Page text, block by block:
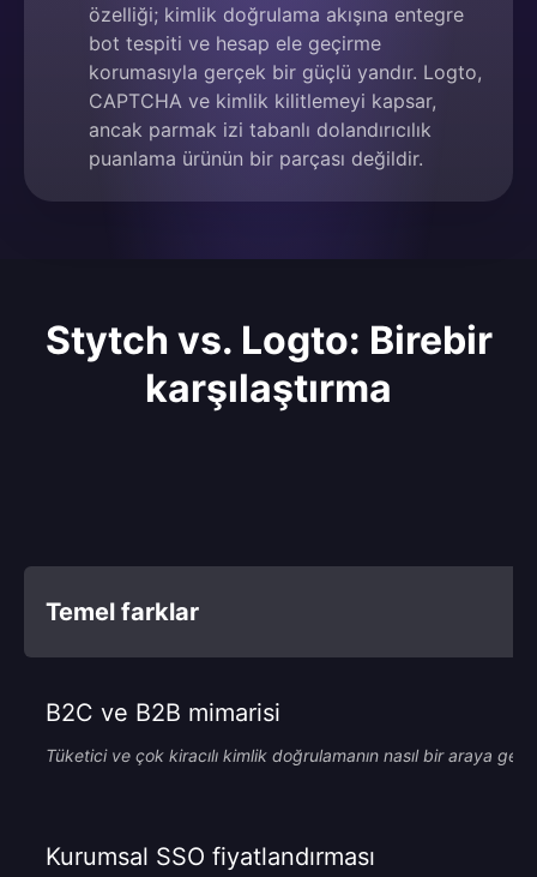
özelliği; kimlik doğrulama akışına entegre
bot tespiti ve hesap ele geçirme
korumasıyla gerçek bir güçlü yandır. Logto,
CAPTCHA ve kimlik kilitlemeyi kapsar,
ancak parmak izi tabanlı dolandırıcılık
puanlama ürünün bir parçası değildir.
Stytch vs. Logto: Birebir
karşılaştırma
Temel farklar
B2C ve B2B mimarisi
Tüketici ve çok kiracılı kimlik doğrulamanın nasıl bir araya
Kurumsal SSO fiyatlandırması